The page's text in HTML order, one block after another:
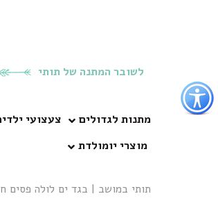
כפתור
לפתיחת
תפריט
נגישות
לשובר המתנה של תותי
מתנות לגדולים צעצועי
מוצרי יומולדת
תותי במושב | בגד ים לולה פסים